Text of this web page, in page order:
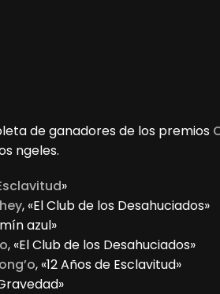
de ganadores de los premios
ngeles.
»
, «El Club de los Desahuciados»
azul»
, «El Club de los Desahuciados»
, «12 Años de Esclavitud»